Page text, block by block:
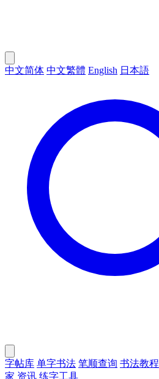
中文简体 中文繁體 English 日本語
字帖库 单字书法 笔顺查询 书法教程
家 资讯 练字工具